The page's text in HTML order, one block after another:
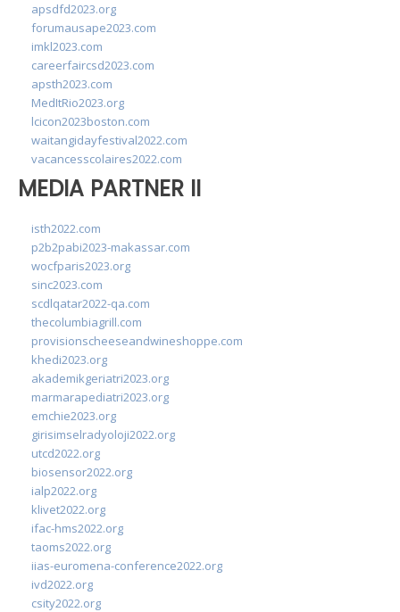
apsdfd2023.org
forumausape2023.com
imkl2023.com
careerfaircsd2023.com
apsth2023.com
MedItRio2023.org
lcicon2023boston.com
waitangidayfestival2022.com
vacancesscolaires2022.com
MEDIA PARTNER II
isth2022.com
p2b2pabi2023-makassar.com
wocfparis2023.org
sinc2023.com
scdlqatar2022-qa.com
thecolumbiagrill.com
provisionscheeseandwineshoppe.com
khedi2023.org
akademikgeriatri2023.org
marmarapediatri2023.org
emchie2023.org
girisimselradyoloji2022.org
utcd2022.org
biosensor2022.org
ialp2022.org
klivet2022.org
ifac-hms2022.org
taoms2022.org
iias-euromena-conference2022.org
ivd2022.org
csity2022.org